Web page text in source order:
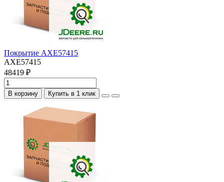
Покрытие AXE57415
AXE57415
48419 ₽
В корзину Купить в 1 клик